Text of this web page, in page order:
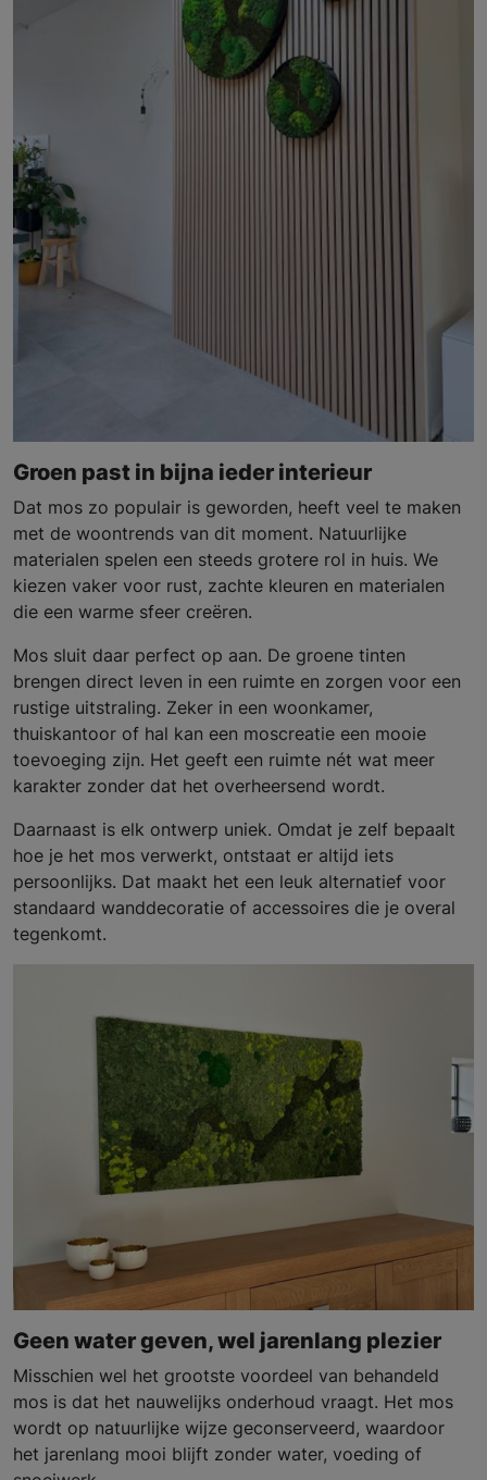
Groen past in bijna ieder interieur
Dat mos zo populair is geworden, heeft veel te maken
met de woontrends van dit moment. Natuurlijke
materialen spelen een steeds grotere rol in huis. We
kiezen vaker voor rust, zachte kleuren en materialen
die een warme sfeer creëren.
Mos sluit daar perfect op aan. De groene tinten
brengen direct leven in een ruimte en zorgen voor een
rustige uitstraling. Zeker in een woonkamer,
thuiskantoor of hal kan een moscreatie een mooie
toevoeging zijn. Het geeft een ruimte nét wat meer
karakter zonder dat het overheersend wordt.
Daarnaast is elk ontwerp uniek. Omdat je zelf bepaalt
hoe je het mos verwerkt, ontstaat er altijd iets
persoonlijks. Dat maakt het een leuk alternatief voor
standaard wanddecoratie of accessoires die je overal
tegenkomt.
Geen water geven, wel jarenlang plezier
Misschien wel het grootste voordeel van behandeld
mos is dat het nauwelijks onderhoud vraagt. Het mos
wordt op natuurlijke wijze geconserveerd, waardoor
het jarenlang mooi blijft zonder water, voeding of